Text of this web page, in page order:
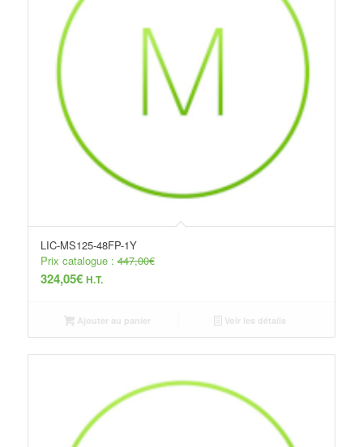
LIC-MS125-48FP-1Y
Prix catalogue :447,00€
324,05€ H.T.
Ajouter au panier Voir les détails